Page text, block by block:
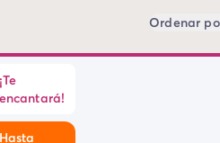
Ordenar
¡Te
encantará!
Hasta